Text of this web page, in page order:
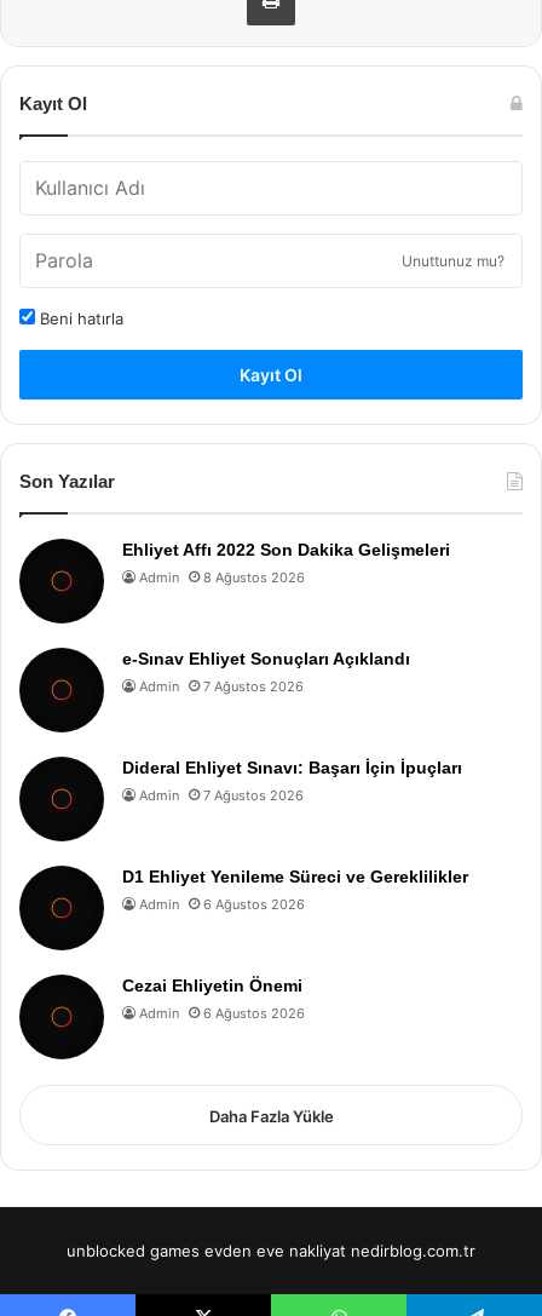
Kayıt Ol
Unuttunuz mu?
Beni hatırla
Kayıt Ol
Son Yazılar
Ehliyet Affı 2022 Son Dakika Gelişmeleri
Admin 8 Ağustos 2026
e-Sınav Ehliyet Sonuçları Açıklandı
Admin 7 Ağustos 2026
Dideral Ehliyet Sınavı: Başarı İçin İpuçları
Admin 7 Ağustos 2026
D1 Ehliyet Yenileme Süreci ve Gereklilikler
Admin 6 Ağustos 2026
Cezai Ehliyetin Önemi
Admin 6 Ağustos 2026
Daha Fazla Yükle
unblocked games evden eve nakliyat nedirblog.com.tr